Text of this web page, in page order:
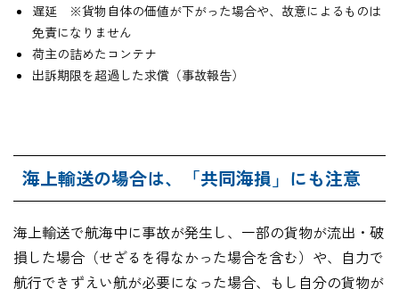
遅延 ※貨物自体の価値が下がった場合や、故意によるものは
免責になりません
荷主の詰めたコンテナ
出訴期限を超過した求償（事故報告）
海上輸送の場合は、「共同海損」にも注意
海上輸送で航海中に事故が発生し、一部の貨物が流出・破
損した場合（せざるを得なかった場合を含む）や、自力で
航行できずえい航が必要になった場合、もし自分の貨物が